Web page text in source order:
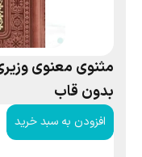
مثنوی معنوی
بدون قاب
افزودن به سبد خرید